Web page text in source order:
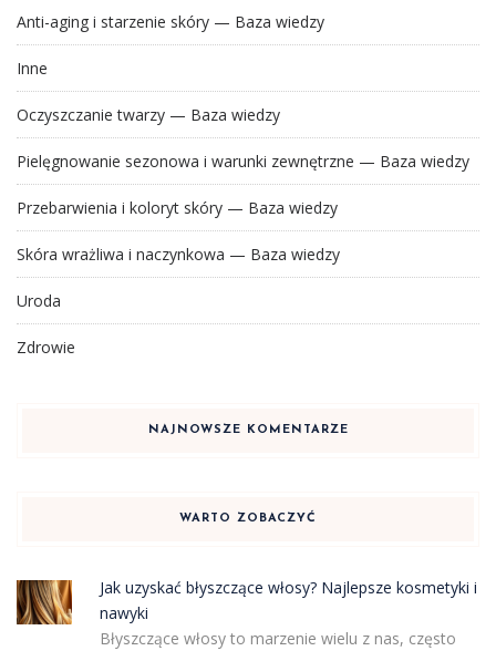
Anti-aging i starzenie skóry — Baza wiedzy
Inne
Oczyszczanie twarzy — Baza wiedzy
Pielęgnowanie sezonowa i warunki zewnętrzne — Baza wiedzy
Przebarwienia i koloryt skóry — Baza wiedzy
Skóra wrażliwa i naczynkowa — Baza wiedzy
Uroda
Zdrowie
NAJNOWSZE KOMENTARZE
WARTO ZOBACZYĆ
Jak uzyskać błyszczące włosy? Najlepsze kosmetyki i
nawyki
Błyszczące włosy to marzenie wielu z nas, często